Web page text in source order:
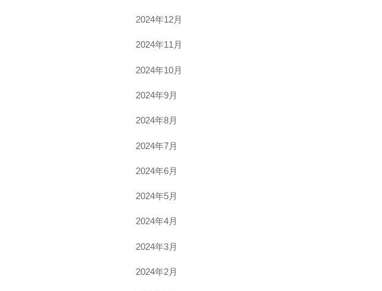
2024年12月
2024年11月
2024年10月
2024年9月
2024年8月
2024年7月
2024年6月
2024年5月
2024年4月
2024年3月
2024年2月